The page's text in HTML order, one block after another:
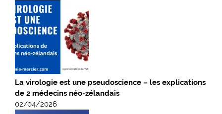
La virologie est une pseudoscience – les explications
de 2 médecins néo-zélandais
02/04/2026